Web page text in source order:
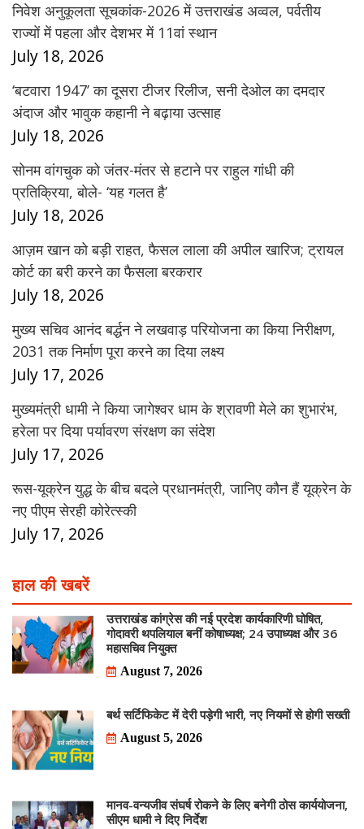
निवेश अनुकूलता सूचकांक-2026 में उत्तराखंड अव्वल, पर्वतीय
राज्यों में पहला और देशभर में 11वां स्थान
July 18, 2026
‘बटवारा 1947’ का दूसरा टीजर रिलीज, सनी देओल का दमदार
अंदाज और भावुक कहानी ने बढ़ाया उत्साह
July 18, 2026
सोनम वांगचुक को जंतर-मंतर से हटाने पर राहुल गांधी की
प्रतिक्रिया, बोले- ‘यह गलत है’
July 18, 2026
आज़म खान को बड़ी राहत, फैसल लाला की अपील खारिज; ट्रायल
कोर्ट का बरी करने का फैसला बरकरार
July 18, 2026
मुख्य सचिव आनंद बर्द्धन ने लखवाड़ परियोजना का किया निरीक्षण,
2031 तक निर्माण पूरा करने का दिया लक्ष्य
July 17, 2026
मुख्यमंत्री धामी ने किया जागेश्वर धाम के श्रावणी मेले का शुभारंभ,
हरेला पर दिया पर्यावरण संरक्षण का संदेश
July 17, 2026
रूस-यूक्रेन युद्ध के बीच बदले प्रधानमंत्री, जानिए कौन हैं यूक्रेन के
नए पीएम सेरही कोरेत्स्की
July 17, 2026
हाल की खबरें
उत्तराखंड कांग्रेस की नई प्रदेश कार्यकारिणी घोषित,
गोदावरी थपलियाल बनीं कोषाध्यक्ष; 24 उपाध्यक्ष और 36
महासचिव नियुक्त
August 7, 2026
बर्थ सर्टिफिकेट में देरी पड़ेगी भारी, नए नियमों से होगी सख्ती
August 5, 2026
मानव-वन्यजीव संघर्ष रोकने के लिए बनेगी ठोस कार्ययोजना,
सीएम धामी ने दिए निर्देश